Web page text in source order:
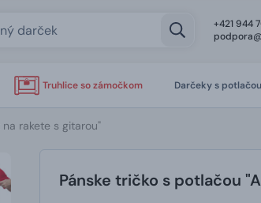
+421 944
Truhlice so zámočkom Darčeky s potlačou
rakete s gitarou"
Pánske tričko s potlačou